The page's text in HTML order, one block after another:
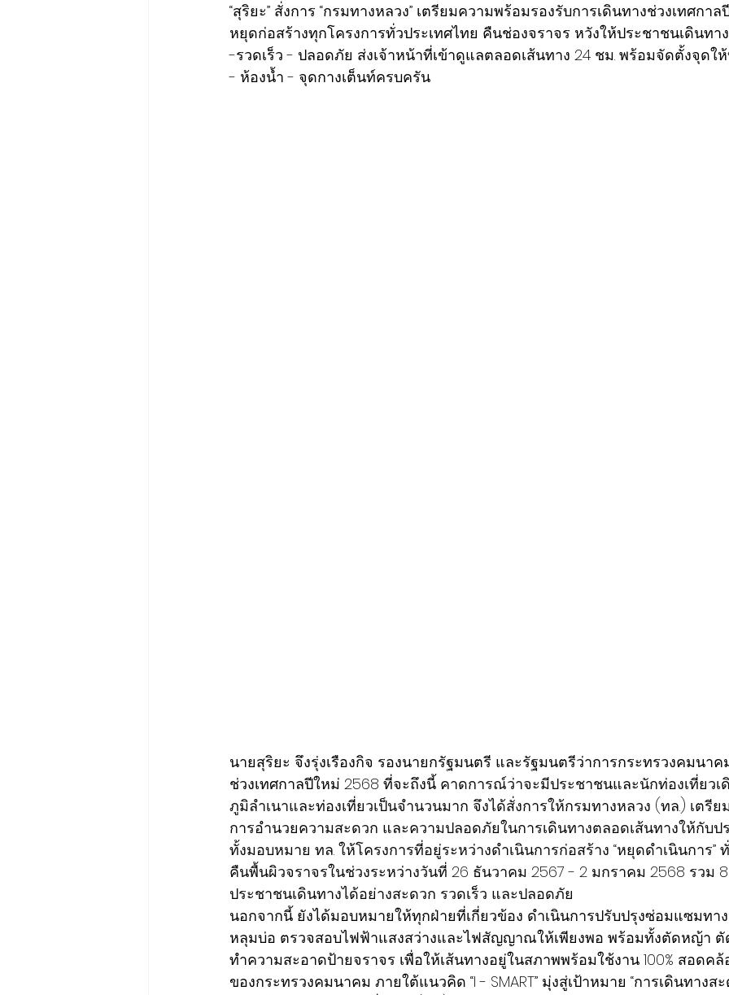
“สุริยะ” สั่งการ “กรมทางหลวง” เตรียมความพร้อมรองรับการเดินทางช่วงเทศกา
หยุดก่อสร้างทุกโครงการทั่วประเทศไทย คืนช่องจราจร หวังให้ประชาชนเดินทา
-รวดเร็ว - ปลอดภัย ส่งเจ้าหน้าที่เข้าดูแลตลอดเส้นทาง 24 ชม. พร้อมจัดตั้งจุดใ
- ห้องน้ำ - จุดกางเต็นท์ครบครัน
นายสุริยะ จึงรุ่งเรืองกิจ รองนายกรัฐมนตรี และรัฐมนตรีว่าการกระทรวงคมนาค
ช่วงเทศกาลปีใหม่ 2568 ที่จะถึงนี้ คาดการณ์ว่าจะมีประชาชนและนักท่องเที่ยวเ
ภูมิลำเนาและท่องเที่ยวเป็นจำนวนมาก จึงได้สั่งการให้กรมทางหลวง (ทล.) เตรี
การอำนวยความสะดวก และความปลอดภัยในการเดินทางตลอดเส้นทางให้กับ
ทั้งมอบหมาย ทล. ให้โครงการที่อยู่ระหว่างดำเนินการก่อสร้าง “หยุดดำเนินการ”
คืนพื้นผิวจราจรในช่วงระหว่างวันที่ 26 ธันวาคม 2567 - 2 มกราคม 2568 รวม
ประชาชนเดินทางได้อย่างสะดวก รวดเร็ว และปลอดภัย
นอกจากนี้ ยังได้มอบหมายให้ทุกฝ่ายที่เกี่ยวข้อง ดำเนินการปรับปรุงซ่อมแซมทา
หลุมบ่อ ตรวจสอบไฟฟ้าแสงสว่างและไฟสัญญาณให้เพียงพอ พร้อมทั้งตัดหญ้า ตั
ทำความสะอาดป้ายจราจร เพื่อให้เส้นทางอยู่ในสภาพพร้อมใช้งาน 100% สอดค
ของกระทรวงคมนาคม ภายใต้แนวคิด “I - SMART” มุ่งสู่เป้าหมาย “การเดินทางส